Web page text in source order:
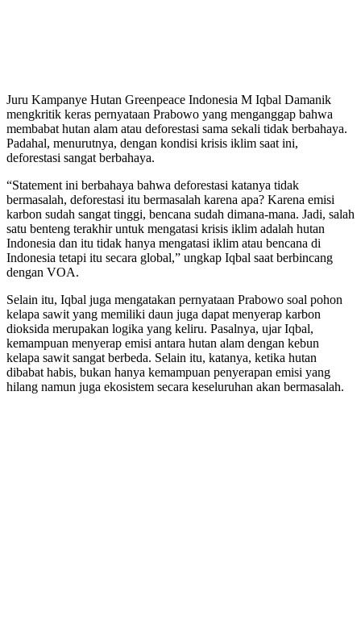
Juru Kampanye Hutan Greenpeace Indonesia M Iqbal Damanik
mengkritik keras pernyataan Prabowo yang menganggap bahwa
membabat hutan alam atau deforestasi sama sekali tidak berbahaya.
Padahal, menurutnya, dengan kondisi krisis iklim saat ini,
deforestasi sangat berbahaya.
“Statement ini berbahaya bahwa deforestasi katanya tidak
bermasalah, deforestasi itu bermasalah karena apa? Karena emisi
karbon sudah sangat tinggi, bencana sudah dimana-mana. Jadi, salah
satu benteng terakhir untuk mengatasi krisis iklim adalah hutan
Indonesia dan itu tidak hanya mengatasi iklim atau bencana di
Indonesia tetapi itu secara global,” ungkap Iqbal saat berbincang
dengan VOA.
Selain itu, Iqbal juga mengatakan pernyataan Prabowo soal pohon
kelapa sawit yang memiliki daun juga dapat menyerap karbon
dioksida merupakan logika yang keliru. Pasalnya, ujar Iqbal,
kemampuan menyerap emisi antara hutan alam dengan kebun
kelapa sawit sangat berbeda. Selain itu, katanya, ketika hutan
dibabat habis, bukan hanya kemampuan penyerapan emisi yang
hilang namun juga ekosistem secara keseluruhan akan bermasalah.